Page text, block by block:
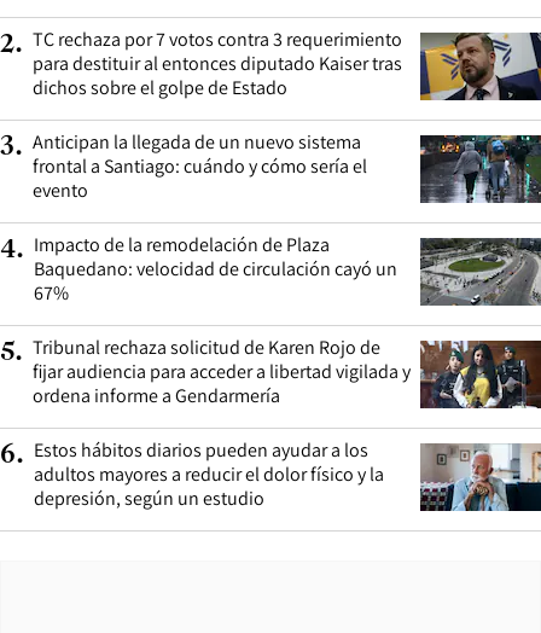
2. TC rechaza por 7 votos contra 3 requerimiento
para destituir al entonces diputado Kaiser tras
dichos sobre el golpe de Estado
3. Anticipan la llegada de un nuevo sistema
frontal a Santiago: cuándo y cómo sería el
evento
4. Impacto de la remodelación de Plaza
Baquedano: velocidad de circulación cayó un
67%
5. Tribunal rechaza solicitud de Karen Rojo de
fijar audiencia para acceder a libertad vigilada y
ordena informe a Gendarmería
6. Estos hábitos diarios pueden ayudar a los
adultos mayores a reducir el dolor físico y la
depresión, según un estudio